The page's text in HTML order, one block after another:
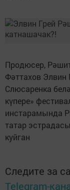
Продюсер,
Фәттахов
Слюсаренка
күпере»
инстарамында
татар
куйган
Следите за
Telegram-